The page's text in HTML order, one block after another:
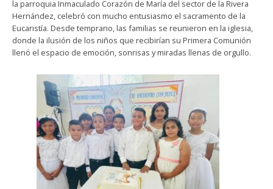
la parroquia Inmaculado Corazón de María del sector de la Rivera
Hernández, celebró con mucho entusiasmo el sacramento de la
Eucaristía. Desde temprano, las familias se reunieron en la iglesia,
donde la ilusión de los niños que recibirían su Primera Comunión
llenó el espacio de emoción, sonrisas y miradas llenas de orgullo.